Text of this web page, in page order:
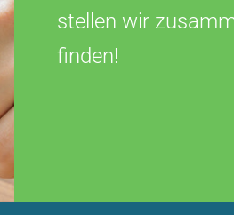
stellen wir
finden!